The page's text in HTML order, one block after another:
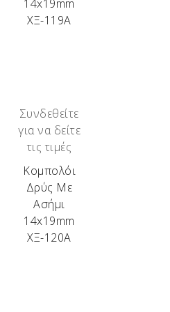
14x19mm
ΧΞ-119Α
Συνδεθείτε
για να δείτε
τις τιμές
Κομπολόι
Δρύς Με
Ασήμι
14x19mm
ΧΞ-120Α